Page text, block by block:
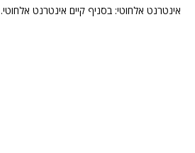
אינטרנט אלחוטי: בסניף קיים אינטרנט אלחוטי.